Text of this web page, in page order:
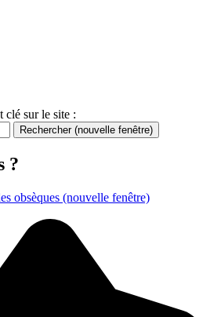
clé sur le site :
Rechercher (nouvelle fenêtre)
?
obsèques (nouvelle fenêtre)